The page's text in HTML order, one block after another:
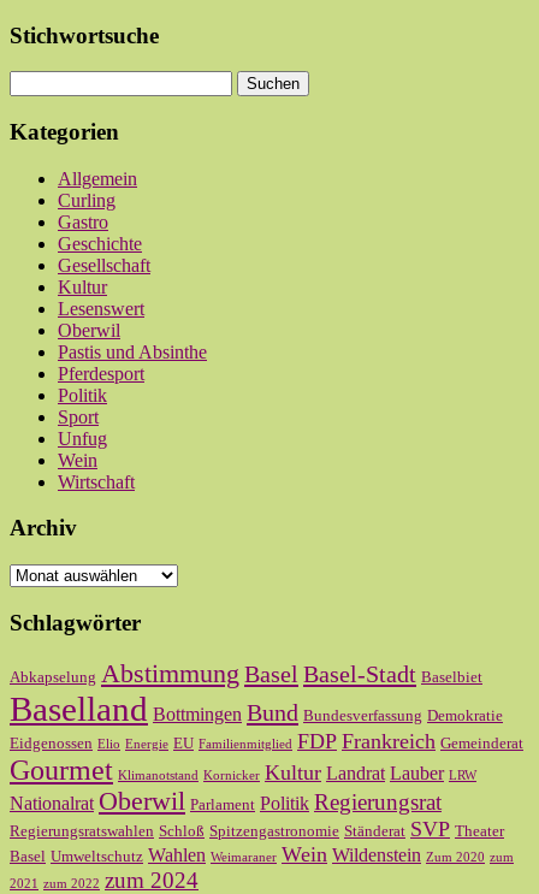
Stichwortsuche
Kategorien
Allgemein
Curling
Gastro
Geschichte
Gesellschaft
Kultur
Lesenswert
Oberwil
Pastis und Absinthe
Pferdesport
Politik
Sport
Unfug
Wein
Wirtschaft
Archiv
Archiv
Schlagwörter
Abkapselung Abstimmung Basel Basel-Stadt Baselbiet
Baselland Bottmingen Bund Bundesverfassung Demokratie
Eidgenossen Elio Energie EU Familienmitglied FDP Frankreich Gemeinderat
Gourmet Klimanotstand Kornicker Kultur Landrat Lauber LRW
Nationalrat Oberwil Parlament Politik Regierungsrat
Regierungsratswahlen Schloß Spitzengastronomie Ständerat SVP Theater
Basel Umweltschutz Wahlen Weimaraner Wein Wildenstein Zum 2020 zum
2021
zum 2022 zum 2024